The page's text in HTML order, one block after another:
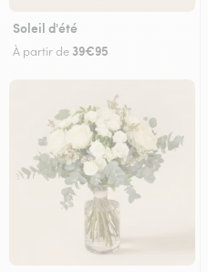
Soleil d'été
À partir de 39€95